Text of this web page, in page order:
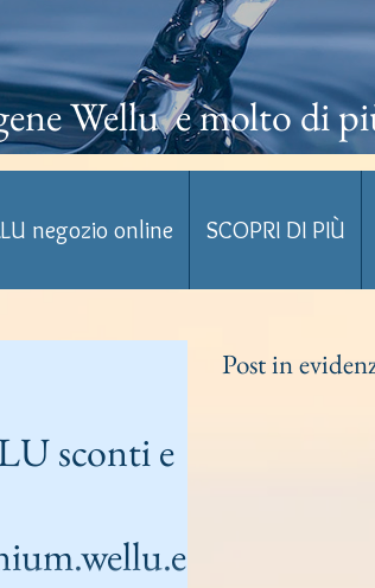
Wellu e molto di
negozio online SCOPRI DI PIÙ
e
Post in